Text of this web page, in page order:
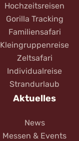
Hochzeitsreisen
Gorilla Tracking
Familiensafari
Kleingruppenreise
Zeltsafari
Individualreise
Strandurlaub
Aktuelles
News
Messen & Events